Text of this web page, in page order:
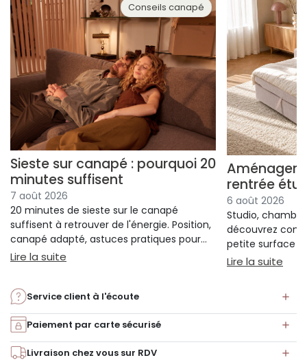
Conseils canapé
Sieste sur canapé : pourquoi 20
minutes suffisent
7 août 2026
20 minutes de sieste sur le canapé
suffisent à retrouver de l'énergie. Position,
canapé adapté, astuces pratiques pour
bien s'installer.
Lire la suite : Sieste sur canapé : pourquoi 20 minutes
Aménager
rentrée
6 août 2026
Studio,
découvrez
petite surface à
confort ni
Lire la suite
Service client à l'écoute
Paiement par carte sécurisé
Livraison chez vous sur RDV